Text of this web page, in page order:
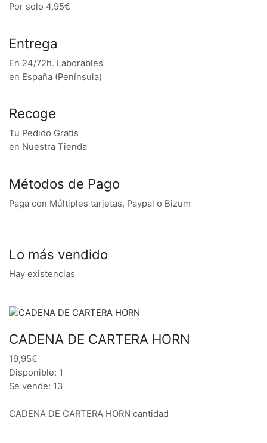
Por solo 4,95€
Entrega
En 24/72h. Laborables
en España (Península)
Recoge
Tu Pedido Gratis
en Nuestra Tienda
Métodos de Pago
Paga con Múltiples tarjetas, Paypal o Bizum
Lo más vendido
Hay existencias
CADENA DE CARTERA HORN
19,95€
Disponible: 1
Se vende: 13
CADENA DE CARTERA HORN cantidad